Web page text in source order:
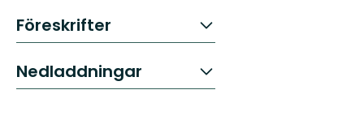
Föreskrifter
Nedladdningar